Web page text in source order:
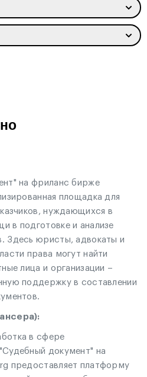
на фриланс бирже
площадка для
нуждающихся в
в подготовке и анализе
Здесь юристы, адвокаты и
права могут найти
лица и организации –
поддержку в составлении
в сфере
документ" на
предоставляет платформу